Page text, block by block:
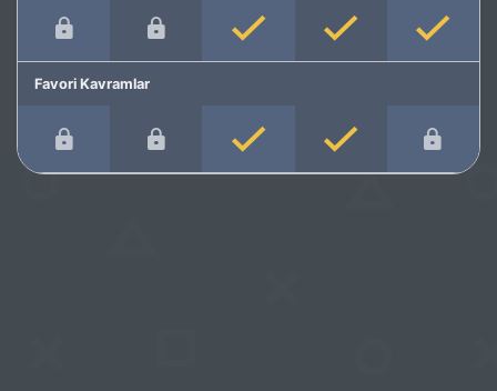
Favori Kavramlar